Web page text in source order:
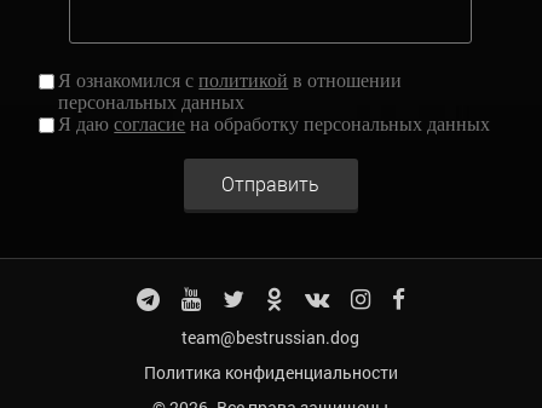
Я ознакомился сполитикой в отношении
персональных данных
Я даюсогласие на обработку персональных данных
Отправить
team@bestrussian.dog
Политика конфиденциальности